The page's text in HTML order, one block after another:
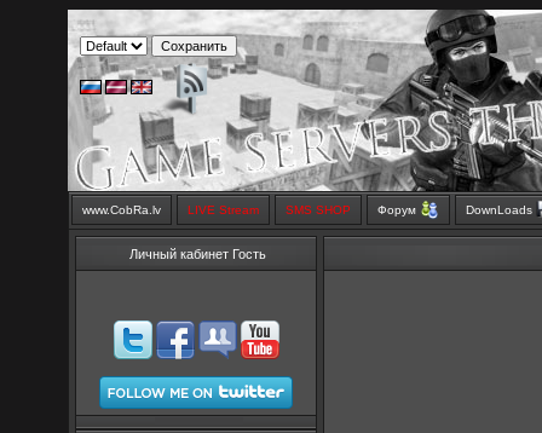
www.CobRa.lv LIVE Stream SMS SHOP Форум DownLoads
Личный кабинет Гость